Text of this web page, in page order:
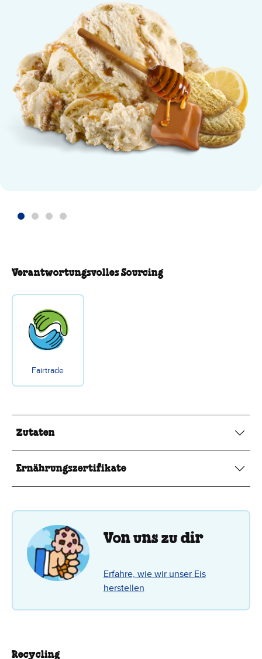
Verantwortungsvolles Sourcing
Fairtrade
Zutaten
Ernährungszertifikate
Von uns zu dir
Erfahre, wie wir unser Eis
herstellen
Recycling